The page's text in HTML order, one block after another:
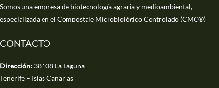
Somos una empresa de biotecnología agraria y medioambiental,
especializada en el Compostaje Microbiológico Controlado (CMC®)
CONTACTO
Dirección: 38108 La Laguna
Tenerife – Islas Canarias